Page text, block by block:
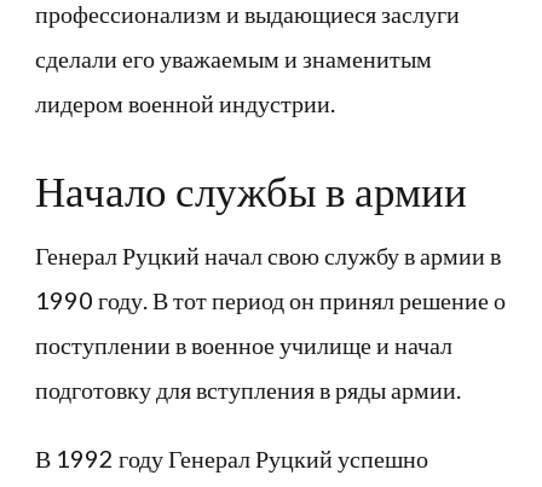
профессионализм и выдающиеся заслуги
сделали его уважаемым и знаменитым
лидером военной индустрии.
Начало службы в армии
Генерал Руцкий начал свою службу в армии в
1990 году. В тот период он принял решение о
поступлении в военное училище и начал
подготовку для вступления в ряды армии.
В 1992 году Генерал Руцкий успешно